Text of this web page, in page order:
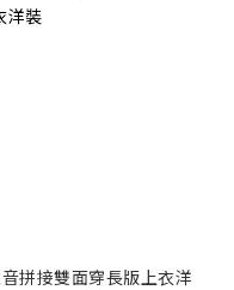
拼接雙面穿長版上衣洋